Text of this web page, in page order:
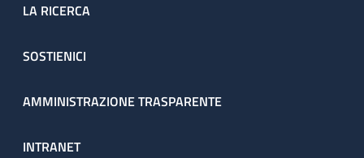
LA RICERCA
SOSTIENICI
AMMINISTRAZIONE TRASPARENTE
INTRANET